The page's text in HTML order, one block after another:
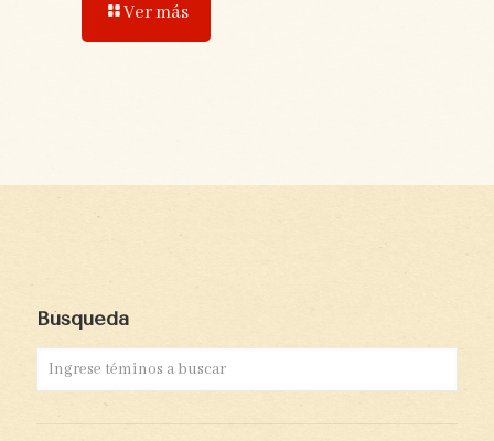
Ver más
Búsqueda